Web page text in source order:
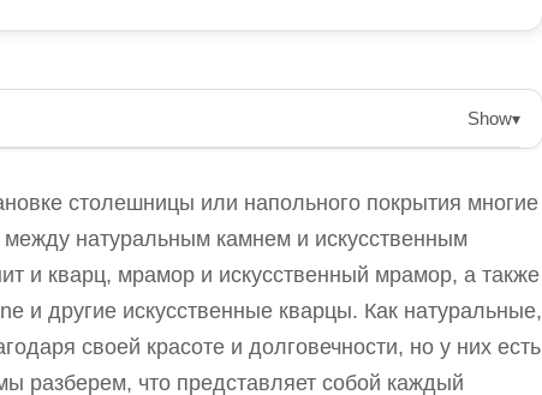
Show▾
такой как гранит и мрамор, предлагает
ухода, в то время как искусственный камень,
внешний вид и не требует особого ухода.
материала, чтобы помочь потребителям
и требует периодической герметизации для
столешницы или напольного покрытия многие
натуральным камнем и искусственным
и кварц, мрамор и искусственный мрамор, а также
и другие искусственные кварцы. Как натуральные,
своей красоте и долговечности, но у них есть
разберем, что представляет собой каждый